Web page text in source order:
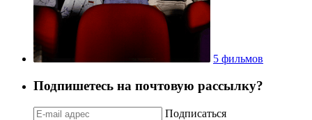
5 фильмов
Подпишетесь на почтовую рассылку?
Подписаться